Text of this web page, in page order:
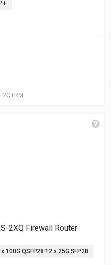
2XQ Firewall Router
x 100G QSFP28 12 x 25G SFP28